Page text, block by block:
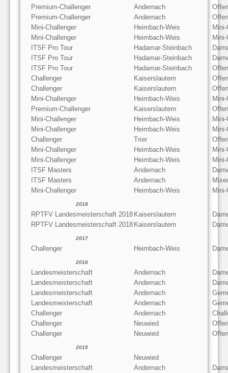
Premium-Challenger Andernach
Premium-Challenger
Andernach
Mini-Challenger
Heimbach-Weis
Mini-Challenger
Heimbach-Weis
ITSF Pro Tour
Hadamar-Steinbach
ITSF Pro Tour
Hadamar-Steinbach
ITSF Pro Tour
Hadamar-Steinbach
Challenger
Kaiserslautern
Challenger
Kaiserslautern
Mini-Challenger
Heimbach-Weis
Premium-Challenger
Kaiserslautern
Mini-Challenger
Heimbach-Weis
Mini-Challenger
Heimbach-Weis
Challenger
Trier
Mini-Challenger
Heimbach-Weis
Mini-Challenger
Heimbach-Weis
ITSF Masters
Andernach
ITSF Masters
Andernach
Mini-Challenger
Heimbach-Weis
2018
RPTFV Landesmeisterschaft 2018 Kaiserslautern
RPTFV Landesmeisterschaft 2018 Kaiserslautern
2017
Challenger Heimbach-Weis
2016
Landesmeisterschaft Andernach
Landesmeisterschaft
Andernach
Landesmeisterschaft
Andernach
Landesmeisterschaft
Andernach
Challenger
Andernach
Challenger
Neuwied
Challenger
Neuwied
2015
Challenger
Neuwied
Landesmeisterschaft
Andernach